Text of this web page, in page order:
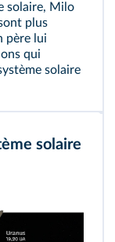
solaire, Milo
plus
père lui
qui
solaire
solaire